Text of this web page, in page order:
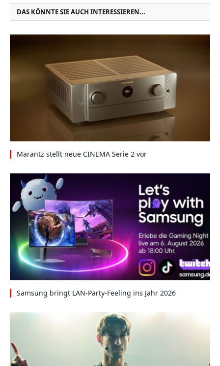
DAS KÖNNTE SIE AUCH INTERESSIEREN...
Marantz stellt neue CINEMA Serie 2 vor
Samsung bringt LAN-Party-Feeling ins Jahr 2026